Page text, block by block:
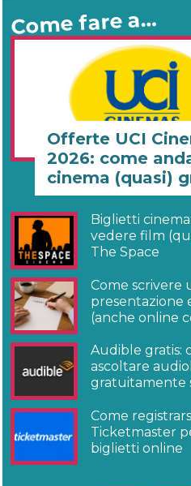
Come fare a…
Offerte UCI
2026: come
cinema (quasi)
Biglietti
vedere film
The Space
Come scrivere
presentazione
(anche online
Audible gratis:
ascoltare
gratuitamente
Come
Ticketmaster
biglietti online